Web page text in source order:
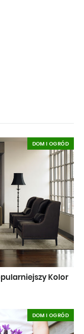
Kolor
DOM I OGRÓD
DOM I OGRÓD